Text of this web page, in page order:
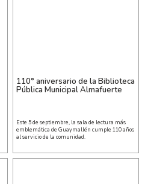
110° aniversario de la Biblioteca
Pública Municipal Almafuerte
Este 5 de septiembre, la sala de lectura más
emblemática de Guaymallén cumple 110 años
al servicio de la comunidad.